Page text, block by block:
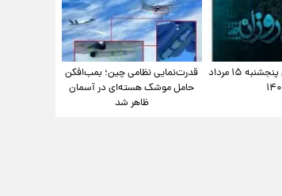
فال روزانه واقعی پنجشنبه ۱۵ مرداد
قدرت‌نمایی نظامی چین؛ بمب‌افکن
حامل موشک هسته‌ای در آسمان
ظاهر شد